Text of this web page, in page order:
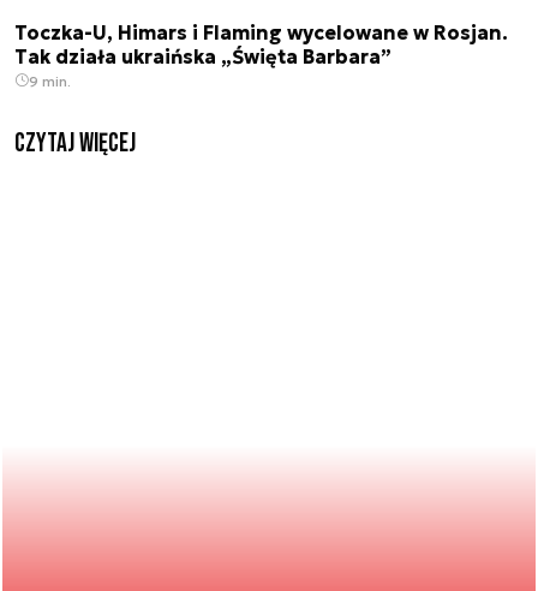
Toczka-U, Himars i Flaming wycelowane w Rosjan.
Tak działa ukraińska „Święta Barbara”
9 min.
czytaj więcej